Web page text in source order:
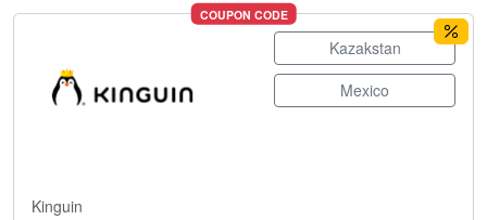
COUPON CODE
Kazakstan
Mexico
Kinguin